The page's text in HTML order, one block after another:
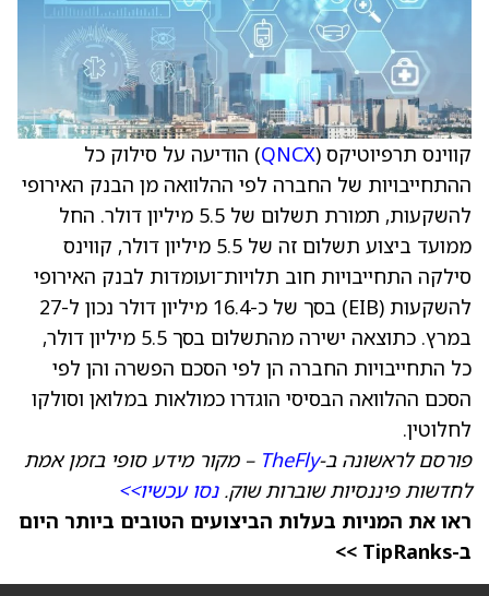
קווינס תרפיוטיקס (QNCX) הודיעה על סילוק כל
ההתחייבויות של החברה לפי ההלוואה מן הבנק האירופי
להשקעות, תמורת תשלום של 5.5 מיליון דולר. החל
ממועד ביצוע תשלום זה של 5.5 מיליון דולר, קווינס
סילקה התחייבויות חוב תלויות־ועומדות לבנק האירופי
להשקעות (EIB) בסך של כ-16.4 מיליון דולר נכון ל-27
במרץ. כתוצאה ישירה מהתשלום בסך 5.5 מיליון דולר,
כל התחייבויות החברה הן לפי הסכם הפשרה והן לפי
הסכם ההלוואה הבסיסי הוגדרו כמולאות במלואן וסולקו
לחלוטין.
פורסם לראשונה ב-TheFly – מקור מידע סופי בזמן אמת
לחדשות פיננסיות שוברות שוק.נסו עכשיו>>
ראו את המניות בעלות הביצועים הטובים ביותר היום
ב-TipRanks >>